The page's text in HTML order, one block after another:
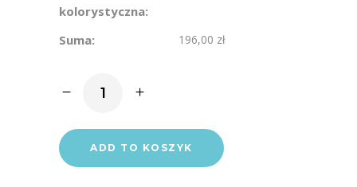
kolorystyczna:
Suma: 196,00 zł
3D
Soundpan™
ADD TO KOSZYK